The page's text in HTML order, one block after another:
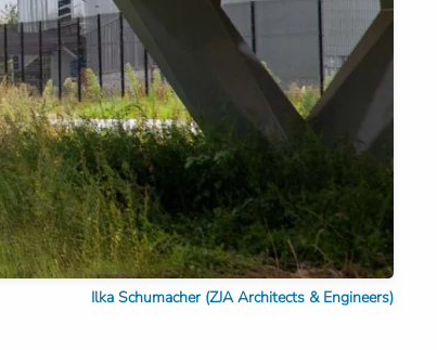
Ilka Schumacher (ZJA Architects & Engineers)